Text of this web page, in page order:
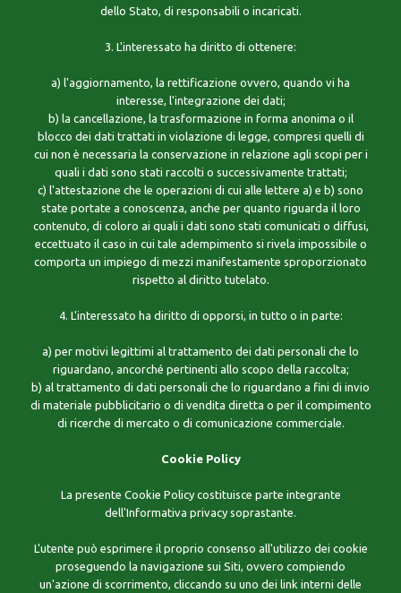
dello Stato, di responsabili o incaricati.
3. L'interessato ha diritto di ottenere:
a) l'aggiornamento, la rettificazione ovvero, quando vi ha
interesse, l'integrazione dei dati;
b) la cancellazione, la trasformazione in forma anonima o il
blocco dei dati trattati in violazione di legge, compresi quelli di
cui non è necessaria la conservazione in relazione agli scopi per i
quali i dati sono stati raccolti o successivamente trattati;
c) l'attestazione che le operazioni di cui alle lettere a) e b) sono
state portate a conoscenza, anche per quanto riguarda il loro
contenuto, di coloro ai quali i dati sono stati comunicati o diffusi,
eccettuato il caso in cui tale adempimento si rivela impossibile o
comporta un impiego di mezzi manifestamente sproporzionato
rispetto al diritto tutelato.
4. L'interessato ha diritto di opporsi, in tutto o in parte:
a) per motivi legittimi al trattamento dei dati personali che lo
riguardano, ancorché pertinenti allo scopo della raccolta;
b) al trattamento di dati personali che lo riguardano a fini di invio
di materiale pubblicitario o di vendita diretta o per il compimento
di ricerche di mercato o di comunicazione commerciale.
Cookie Policy
La presente Cookie Policy costituisce parte integrante
dell'Informativa privacy soprastante.
L'utente può esprimere il proprio consenso all'utilizzo dei cookie
proseguendo la navigazione sui Siti, ovvero compiendo
un'azione di scorrimento, cliccando su uno dei link interni delle